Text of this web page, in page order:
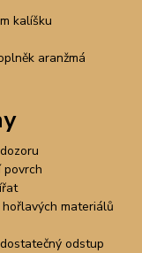
kalíšku
aranžmá
povrch
materiálů
odstup